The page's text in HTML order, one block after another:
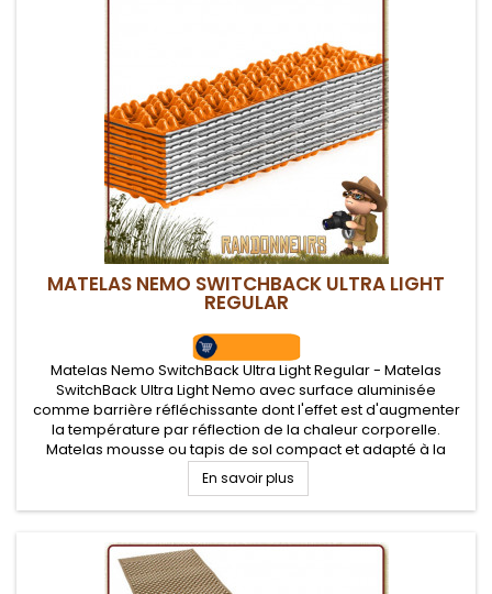
MATELAS NEMO SWITCHBACK ULTRA LIGHT
REGULAR
Matelas Nemo SwitchBack Ultra Light Regular - Matelas
SwitchBack Ultra Light Nemo avec surface aluminisée
comme barrière réfléchissante dont l'effet est d'augmenter
la température par réflection de la chaleur corporelle.
Matelas mousse ou tapis de sol compact et adapté à la
randonnée et bivouac léger
En savoir plus